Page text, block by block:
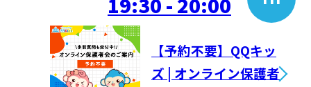
【予約不要】QQキッ
ズ | オンライン保護者